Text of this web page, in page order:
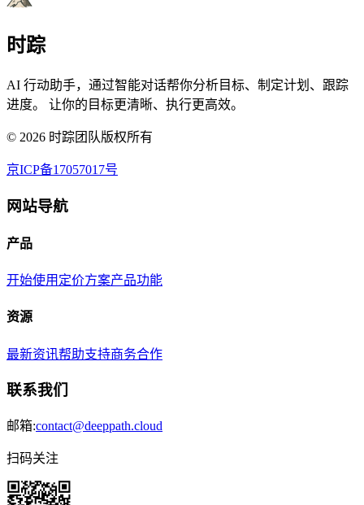
时踪
AI 行动助手，通过智能对话帮你分析目标、制定计划、跟踪
进度。 让你的目标更清晰、执行更高效。
© 2026 时踪团队版权所有
京ICP备17057017号
网站导航
产品
开始使用 定价方案产品功能
资源
最新资讯帮助支持商务合作
联系我们
邮箱:contact@deeppath.cloud
扫码关注